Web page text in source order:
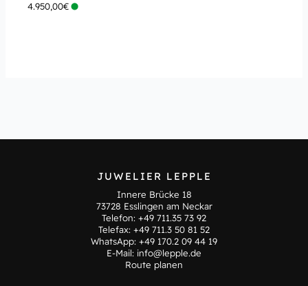
4.950,00€
JUWELIER LEPPLE
Innere Brücke 18
73728 Esslingen am Neckar
Telefon: +49 711.35 73 92
Telefax: +49 711.3 50 81 52
WhatsApp: +49 170.2 09 44 19
E-Mail: info@lepple.de
Route planen